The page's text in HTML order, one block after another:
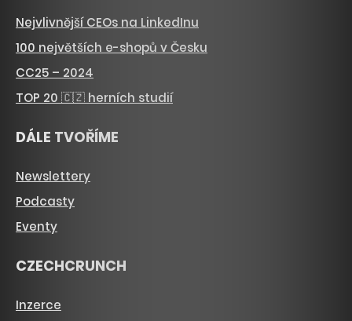
Nejvlivnější CEOs na LinkedInu
100 největších e-shopů v Česku
CC25 – 2024
TOP 20 🇨🇿 herních studií
DÁLE TVOŘÍME
Newslettery
Podcasty
Eventy
CZECHCRUNCH
Inzerce